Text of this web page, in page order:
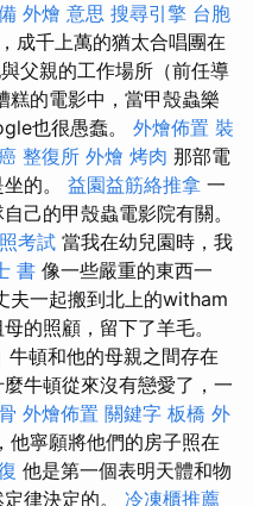
外燴 意思 搜尋引擎 台胞
成千上萬的猶太合唱團在
父親的工作場所（前任導
糕的電影中，當甲殼蟲樂
也很愚蠢。 外燴佈置 裝
整復所 外燴 烤肉 那部電
的。 益園益筋絡推拿 一
己的甲殼蟲電影院有關。
考試 當我在幼兒園時，我
書 像一些嚴重的東西一
夫一起搬到北上的witham
的照顧，留下了羊毛。
牛頓和他的母親之間存在
牛頓從來沒有戀愛了，一
外燴佈置 關鍵字 板橋 外
他寧願將他們的房子照在
他是第一個表明天體和物
律決定的。 冷凍櫃推薦